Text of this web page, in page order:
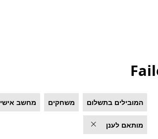
המובילים בתשלום משחקים מחשב אישי
מותאם לענן